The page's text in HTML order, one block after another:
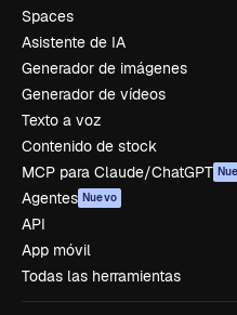
Spaces
Asistente de IA
Generador de imágenes
Generador de vídeos
Texto a voz
Contenido de stock
MCP para Claude/ChatGPT
Agentes Nuevo
API
App móvil
Todas las herramientas